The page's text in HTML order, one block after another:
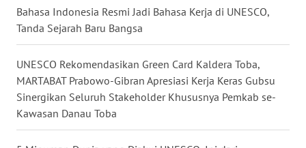
Bahasa Indonesia Resmi Jadi Bahasa Kerja di UNESCO,
Tanda Sejarah Baru Bangsa
UNESCO Rekomendasikan Green Card Kaldera Toba,
MARTABAT Prabowo-Gibran Apresiasi Kerja Keras Gubsu
Sinergikan Seluruh Stakeholder Khususnya Pemkab se-
Kawasan Danau Toba
WN
PAPUA
BARAT